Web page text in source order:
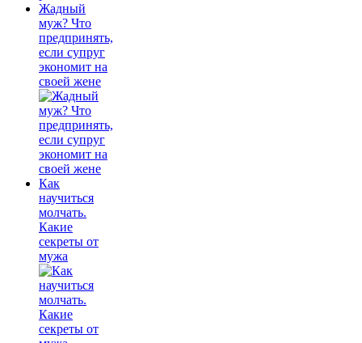
Жадный
муж? Что
предпринять,
если супруг
экономит на
своей жене
Как
научиться
молчать.
Какие
секреты от
мужа